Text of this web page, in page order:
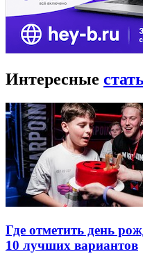
Интересные
Где отметить день
10 лучших вариантов